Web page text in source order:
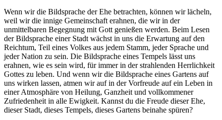
Wenn wir die Bildsprache der Ehe betrachten, können wir lächeln,
weil wir die innige Gemeinschaft erahnen, die wir in der
unmittelbaren Begegnung mit Gott genießen werden. Beim Lesen
der Bildsprache einer Stadt wächst in uns die Erwartung auf den
Reichtum, Teil eines Volkes aus jedem Stamm, jeder Sprache und
jeder Nation zu sein. Die Bildsprache eines Tempels lässt uns
erahnen, wie es sein wird, für immer in der strahlenden Herrlichkeit
Gottes zu leben. Und wenn wir die Bildsprache eines Gartens auf
uns wirken lassen, atmen wir auf in der Vorfreude auf ein Leben in
einer Atmosphäre von Heilung, Ganzheit und vollkommener
Zufriedenheit in alle Ewigkeit. Kannst du die Freude dieser Ehe,
dieser Stadt, dieses Tempels, dieses Gartens beinahe spüren?